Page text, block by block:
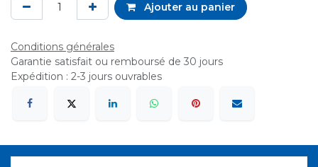
Ajouter au panier
Conditions générales
Garantie satisfait ou remboursé de 30 jours
Expédition : 2-3 jours ouvrables